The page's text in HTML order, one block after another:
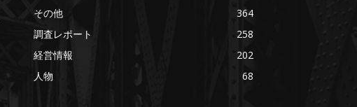
その他
364
調査レポート
258
経営情報
202
人物
68